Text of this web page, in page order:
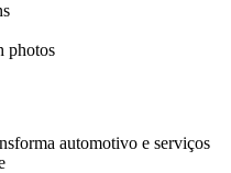
photos
automotivo e serviços